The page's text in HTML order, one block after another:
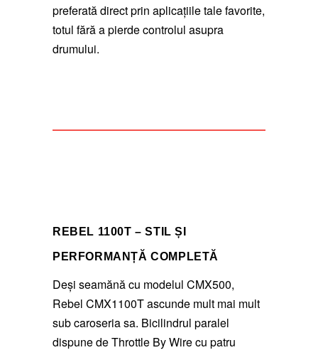
preferată direct prin aplicațiile tale favorite,
totul fără a pierde controlul asupra
drumului.
REBEL 1100T – STIL ȘI
PERFORMANȚĂ COMPLETĂ
Deși seamănă cu modelul CMX500,
Rebel CMX1100T ascunde mult mai mult
sub caroseria sa. Bicilindrul paralel
dispune de Throttle By Wire cu patru